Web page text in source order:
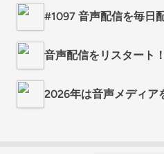
#1097 音声配信を毎日
音声配信をリスタート
2026年は音声メディア